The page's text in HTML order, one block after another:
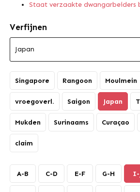
Staat verzaakte dwangarbeiders
Verfijnen
Singapore Rangoon Moulmein
vroegoverl. Saigon Japan
Mukden Surinaams Curaçao
claim
A-B C-D E-F G-H I-